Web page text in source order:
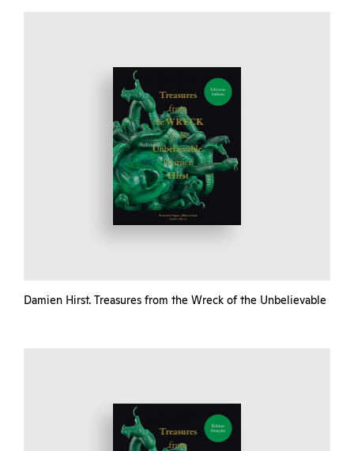
Damien Hirst. Treasures from the Wreck of the Unbelievable